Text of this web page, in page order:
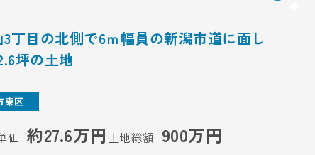
3丁目の北側で6ｍ幅員の新潟市道に面し
坪の土地
東区
価 約27.6万円 土地総額 900万円